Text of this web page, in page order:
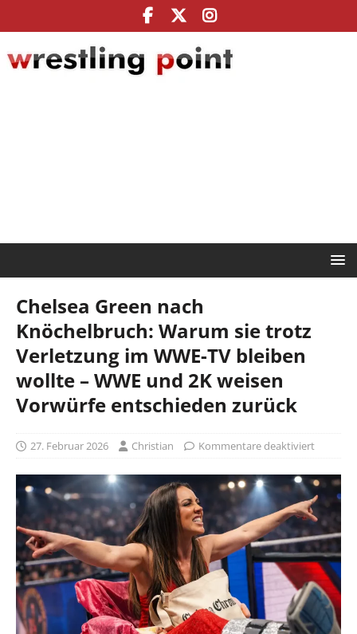
Chelsea Green nach
Knöchelbruch: Warum sie trotz
Verletzung im WWE-TV bleiben
wollte – WWE und 2K weisen
Vorwürfe entschieden zurück
27. Februar 2026 Christian Kommentare deaktiviert